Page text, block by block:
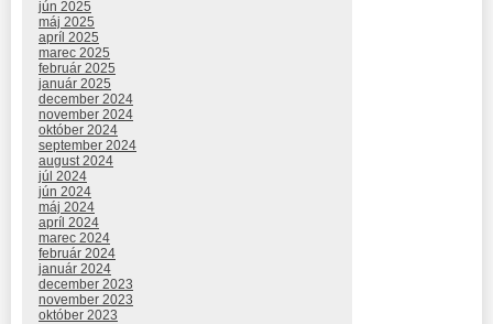
jún 2025
máj 2025
apríl 2025
marec 2025
február 2025
január 2025
december 2024
november 2024
október 2024
september 2024
august 2024
júl 2024
jún 2024
máj 2024
apríl 2024
marec 2024
február 2024
január 2024
december 2023
november 2023
október 2023